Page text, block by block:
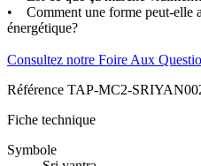
• Comment une forme peut-elle
énergétique?
Consultez notre Foire Aux
Référence TAP-MC2-
Fiche technique
Symbole